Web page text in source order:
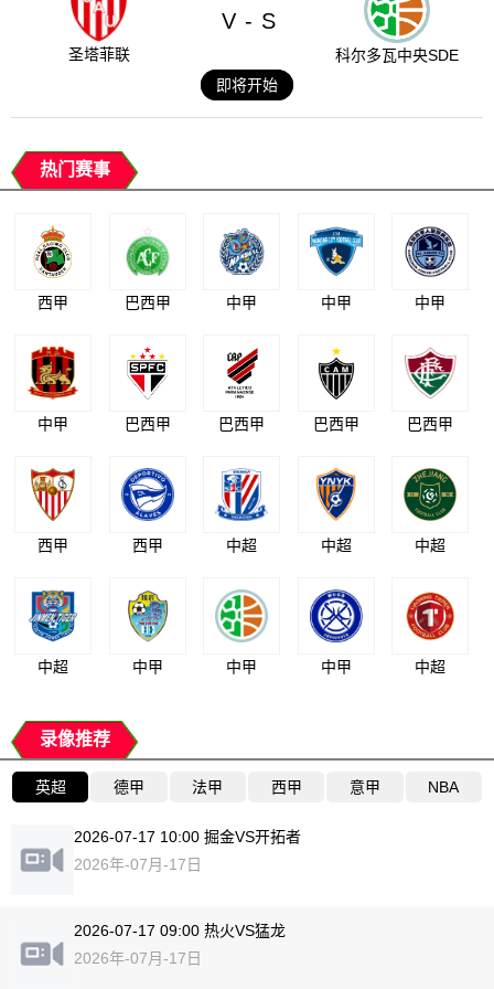
圣塔菲联
V - S
科尔多瓦中央SDE
即将开始
热门赛事
西甲 巴西甲 中甲 中甲 中甲
中甲 巴西甲 巴西甲 巴西甲 巴西甲
西甲 西甲 中超 中超 中超
中超 中甲 中甲 中甲 中超
录像推荐
英超 德甲 法甲 西甲 意甲 NBA
2026-07-17 10:00 掘金VS开拓者
2026年-07月-17日
2026-07-17 09:00 热火VS猛龙
2026年-07月-17日